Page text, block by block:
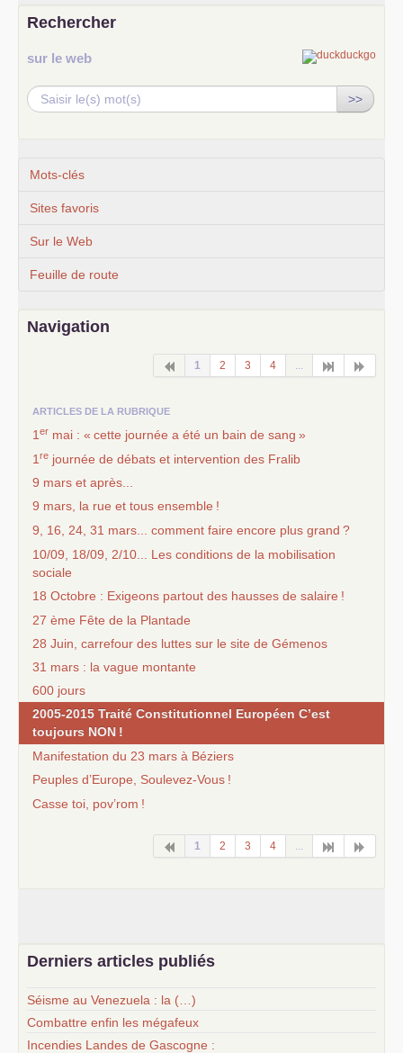
Rechercher
sur le web
>>
Mots-clés
Sites favoris
Sur le Web
Feuille de route
Navigation
1 2 3 4 ...
ARTICLES DE LA RUBRIQUE
1 er mai : « cette journée a été un bain de sang »
1 re journée de débats et intervention des Fralib
9 mars et après...
9 mars, la rue et tous ensemble !
9, 16, 24, 31 mars... comment faire encore plus grand ?
10/09, 18/09, 2/10... Les conditions de la mobilisation
sociale
18 Octobre : Exigeons partout des hausses de salaire !
27 ème Fête de la Plantade
28 Juin, carrefour des luttes sur le site de Gémenos
31 mars : la vague montante
600 jours
2005-2015 Traité Constitutionnel Européen C’est
toujours NON !
Manifestation du 23 mars à Béziers
Peuples d’Europe, Soulevez-Vous !
Casse toi, pov’rom !
1 2 3 4 ...
Derniers articles publiés
Séisme au Venezuela : la (…)
Combattre enfin les mégafeux
Incendies Landes de Gascogne :